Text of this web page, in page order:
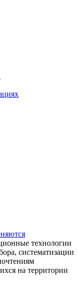
технологии
систематизации
на территории